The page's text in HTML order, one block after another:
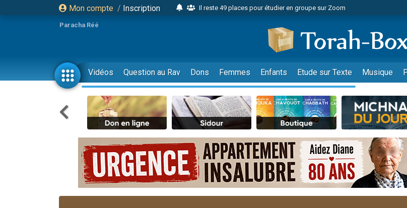
Mon compte / Inscription
Il reste 49 places pour étudier en groupe sur Zoom
2 personnes viennent de nous rejoindre sur WhatsApp
6 personnes viennent de nous rejoindre sur WhatsApp
4 personnes viennent de faire un don pour Reloger Rivka, 6 enfants,
2 personnes viennent de faire un don pour 1 Journée de Vacances Pour
17 personnes viennent de demander une bénédiction
4 personnes viennent de nous rejoindre sur WhatsApp
Il reste 49 places pour étudier en groupe sur Zoom
Eva vient de donner son Maasser
4 personnes viennent de nous rejoindre sur WhatsApp
3 personnes viennent de nous rejoindre sur WhatsApp
Odaya vient de donner son Maasser
Paracha Réé
Vidéos Question au Rav Dons Femmes Enfants Etude sur Texte Musique